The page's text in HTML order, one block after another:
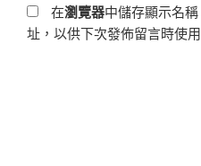
在瀏覽器中儲存顯示名
址，以供下次發佈留言時使用